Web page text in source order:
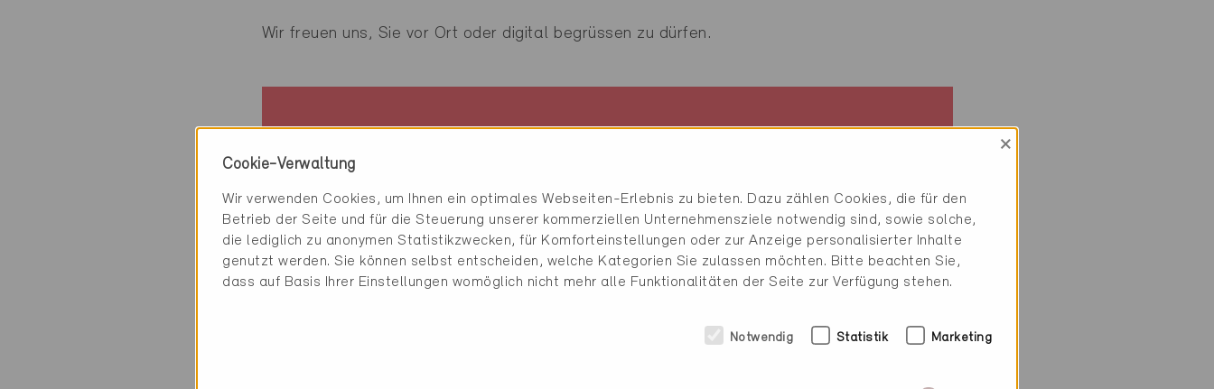
Wir freuen uns, Sie vor Ort oder digital begrüssen zu dürfen.
Details
Wann: 12. März 2026
Zeit: 14:00 - 17:15
Ort:
Zürich/Online
Cookie-Verwaltung
×
Wir verwenden Cookies, um Ihnen ein optimales Webseiten-Erlebnis zu bieten. Dazu zählen Cookies, die für den
Betrieb der Seite und für die Steuerung unserer kommerziellen Unternehmensziele notwendig sind, sowie solche,
die lediglich zu anonymen Statistikzwecken, für Komforteinstellungen oder zur Anzeige personalisierter Inhalte
genutzt werden. Sie können selbst entscheiden, welche Kategorien Sie zulassen möchten. Bitte beachten Sie,
dass auf Basis Ihrer Einstellungen womöglich nicht mehr alle Funktionalitäten der Seite zur Verfügung stehen.
Notwendig Statistik Marketing